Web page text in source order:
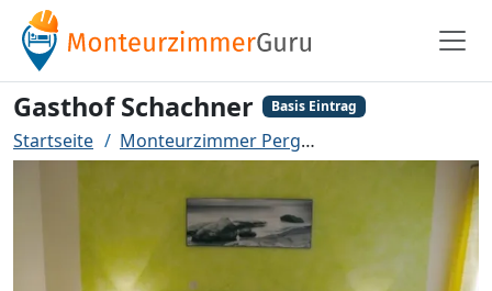
Gasthof Schachner Basis Eintrag
Startseite Monteurzimmer Perg